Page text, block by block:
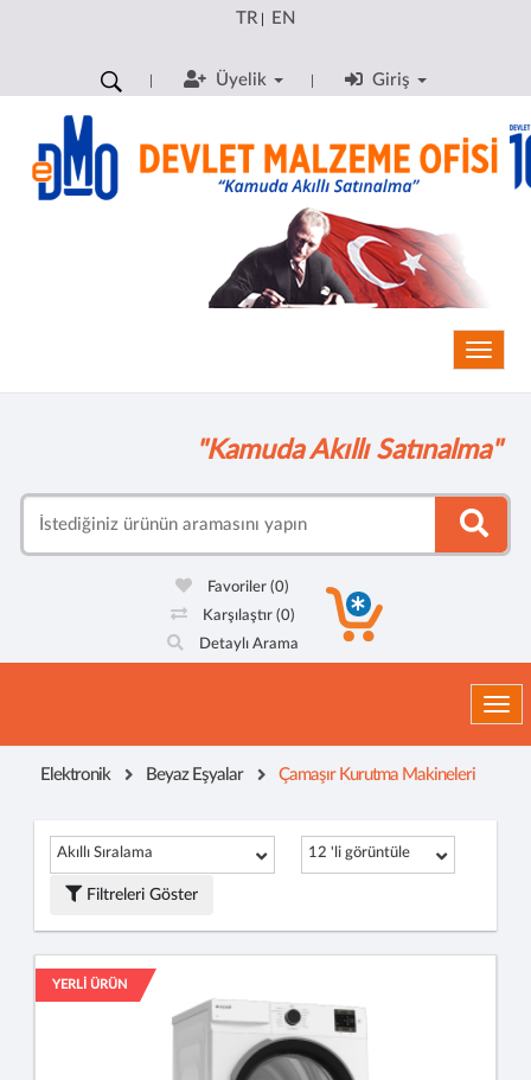
TR| EN
Üyelik Giriş
"Kamuda Akıllı Satınalma"
Favoriler(0)
Karşılaştır (0)
Detaylı Arama
Elektronik Beyaz Eşyalar Çamaşır Kurutma Makineleri
Akıllı Sıralama 12 'li görüntüle
Filtreleri Göster
YERLİ ÜRÜN